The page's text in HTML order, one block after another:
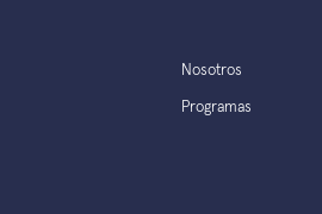
Nosotros
Programas